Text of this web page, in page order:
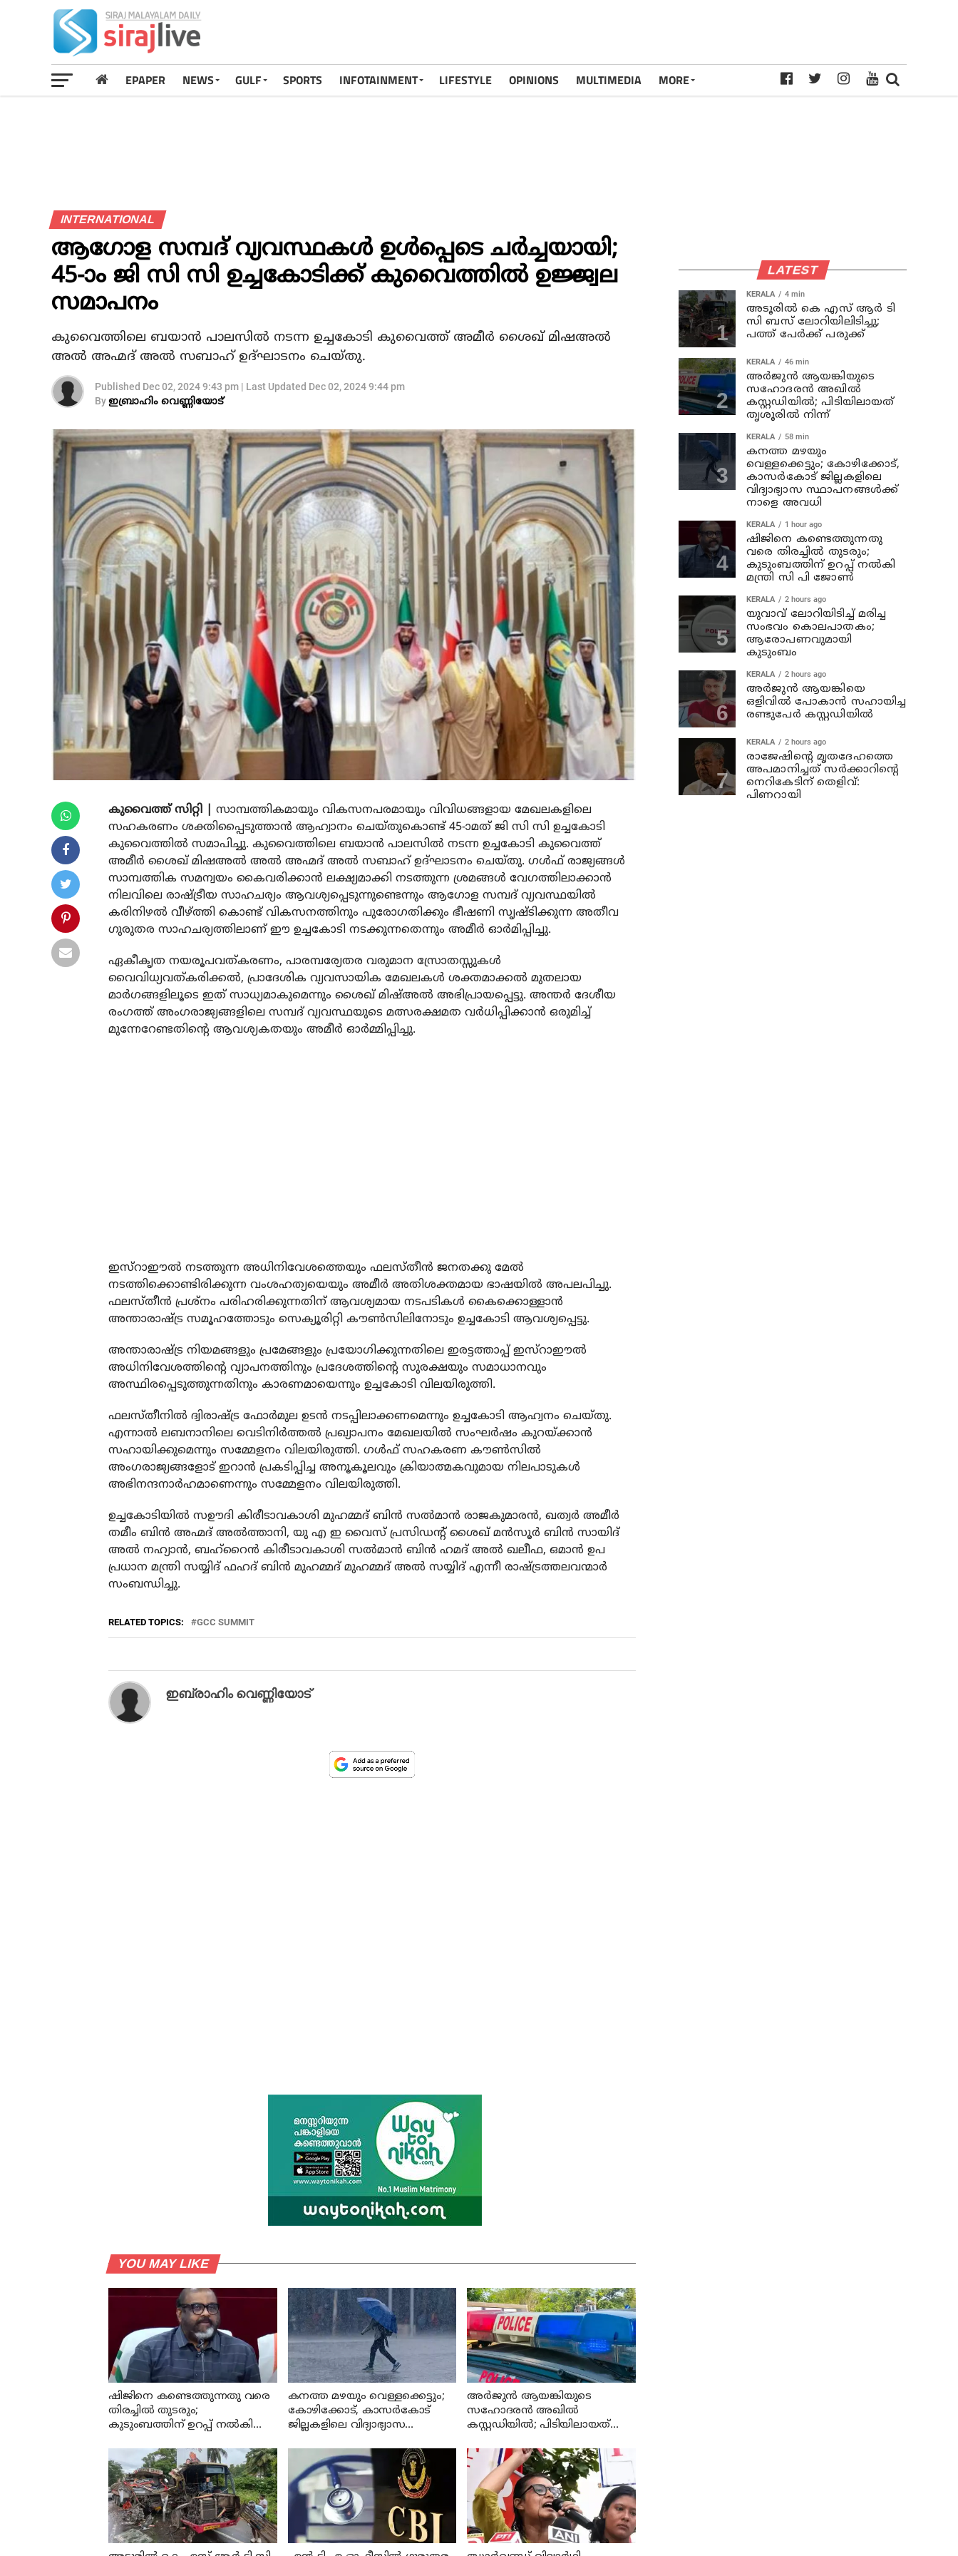
EPAPER NEWS GULF SPORTS INFOTAINMENT LIFESTYLE OPINIONS MULTIMEDIA MORE
INTERNATIONAL
ആഗോള സമ്പദ് വ്യവസ്ഥകള്‍ ഉള്‍പ്പെടെ ചര്‍ച്ചയായി;
45-ാം ജി സി സി ഉച്ചകോടിക്ക് കുവൈത്തില്‍ ഉജ്ജ്വല
സമാപനം
കുവൈത്തിലെ ബയാന്‍ പാലസില്‍ നടന്ന ഉച്ചകോടി കുവൈത്ത് അമീര്‍ ശൈഖ് മിഷഅല്‍
അല്‍ അഹ്മദ് അല്‍ സബാഹ് ഉദ്ഘാടനം ചെയ്തു.
Published Dec 02, 2024 9:43 pm | Last Updated Dec 02, 2024 9:44 pm
Byഇബ്രാഹിം വെണ്ണിയോട്
കുവൈത്ത് സിറ്റി |
സാമ്പത്തികമായും വികസനപരമായും വിവിധങ്ങളായ മേഖലകളിലെ
സഹകരണം ശക്തിപ്പൈടുത്താന്‍ ആഹ്വാനം ചെയ്തുകൊണ്ട് 45-ാമത് ജി സി സി ഉച്ചകോടി
കുവൈത്തില്‍ സമാപിച്ചു. കുവൈത്തിലെ ബയാന്‍ പാലസില്‍ നടന്ന ഉച്ചകോടി കുവൈത്ത്
അമീര്‍ ശൈഖ് മിഷഅല്‍ അല്‍ അഹ്മദ് അല്‍ സബാഹ് ഉദ്ഘാടനം ചെയ്തു. ഗള്‍ഫ് രാജ്യങ്ങള്‍
സാമ്പത്തിക സമന്വയം കൈവരിക്കാന്‍ ലക്ഷ്യമാക്കി നടത്തുന്ന ശ്രമങ്ങള്‍ വേഗത്തിലാക്കാന്‍
നിലവിലെ രാഷ്ട്രീയ സാഹചര്യം ആവശ്യപ്പെടുന്നുണ്ടെന്നും ആഗോള സമ്പദ് വ്യവസ്ഥയില്‍
കരിനിഴല്‍ വീഴ്ത്തി കൊണ്ട് വികസനത്തിനും പുരോഗതിക്കും ഭീഷണി സൃഷ്ടിക്കുന്ന അതീവ
ഗുരുതര സാഹചര്യത്തിലാണ് ഈ ഉച്ചകോടി നടക്കുന്നതെന്നും അമീര്‍ ഓര്‍മിപ്പിച്ചു.
ഏകീകൃത നയരൂപവത്കരണം, പാരമ്പര്യേതര വരുമാന സ്രോതസ്സുകള്‍
വൈവിധ്യവത്കരിക്കല്‍, പ്രാദേശിക വ്യവസായിക മേഖലകള്‍ ശക്തമാക്കല്‍ മുതലായ
മാര്‍ഗങ്ങളിലൂടെ ഇത് സാധ്യമാകുമെന്നും ശൈഖ് മിഷ്അല്‍ അഭിപ്രായപ്പെട്ടു. അന്തര്‍ ദേശീയ
രംഗത്ത് അംഗരാജ്യങ്ങളിലെ സമ്പദ് വ്യവസ്ഥയുടെ മത്സരക്ഷമത വര്‍ധിപ്പിക്കാന്‍ ഒരുമിച്ച്
മുന്നേറേണ്ടതിന്റെ ആവശ്യകതയും അമീര്‍ ഓര്‍മ്മിപ്പിച്ചു.
ഇസ്‌റാഈല്‍ നടത്തുന്ന അധിനിവേശത്തെയും ഫലസ്തീന്‍ ജനതക്കു മേല്‍
നടത്തിക്കൊണ്ടിരിക്കുന്ന വംശഹത്യയെയും അമീര്‍ അതിശക്തമായ ഭാഷയില്‍ അപലപിച്ചു.
ഫലസ്തീന്‍ പ്രശ്‌നം പരിഹരിക്കുന്നതിന് ആവശ്യമായ നടപടികള്‍ കൈക്കൊള്ളാന്‍
അന്താരാഷ്ട്ര സമൂഹത്തോടും സെക്യൂരിറ്റി കൗണ്‍സിലിനോടും ഉച്ചകോടി ആവശ്യപ്പെട്ടു.
അന്താരാഷ്ട്ര നിയമങ്ങളും പ്രമേങ്ങളും പ്രയോഗിക്കുന്നതിലെ ഇരട്ടത്താപ്പ് ഇസ്‌റാഈല്‍
അധിനിവേശത്തിന്റെ വ്യാപനത്തിനും പ്രദേശത്തിന്റെ സുരക്ഷയും സമാധാനവും
അസ്ഥിരപ്പെടുത്തുന്നതിനും കാരണമായെന്നും ഉച്ചകോടി വിലയിരുത്തി.
ഫലസ്തീനില്‍ ദ്വിരാഷ്ട്ര ഫോര്‍മുല ഉടന്‍ നടപ്പിലാക്കണമെന്നും ഉച്ചകോടി ആഹ്വനം ചെയ്തു.
എന്നാല്‍ ലബനാനിലെ വെടിനിര്‍ത്തല്‍ പ്രഖ്യാപനം മേഖലയില്‍ സംഘര്‍ഷം കുറയ്ക്കാന്‍
സഹായിക്കുമെന്നും സമ്മേളനം വിലയിരുത്തി. ഗള്‍ഫ് സഹകരണ കൗണ്‍സില്‍
അംഗരാജ്യങ്ങളോട് ഇറാന്‍ പ്രകടിപ്പിച്ച അനൂകൂലവും ക്രിയാത്മകവുമായ നിലപാടുകള്‍
അഭിനന്ദനാര്‍ഹമാണെന്നും സമ്മേളനം വിലയിരുത്തി.
ഉച്ചകോടിയില്‍ സഊദി കിരീടാവകാശി മുഹമ്മദ് ബിന്‍ സല്‍മാന്‍ രാജകുമാരന്‍, ഖത്വര്‍ അമീര്‍
തമീം ബിന്‍ അഹ്മദ് അല്‍ത്താനി, യു എ ഇ വൈസ് പ്രസിഡന്റ് ശൈഖ് മന്‍സൂര്‍ ബിന്‍ സായിദ്
അല്‍ നഹ്യാന്‍, ബഹ്റൈന്‍ കിരീടാവകാശി സല്‍മാന്‍ ബിന്‍ ഹമദ് അല്‍ ഖലീഫ, ഒമാന്‍ ഉപ
പ്രധാന മന്ത്രി സയ്യിദ് ഫഹദ് ബിന്‍ മുഹമ്മദ് മുഹമ്മദ് അല്‍ സയ്യിദ് എന്നീ രാഷ്ട്രത്തലവന്മാര്‍
സംബന്ധിച്ചു.
RELATED TOPICS: GCC SUMMIT
ഇബ്രാഹിം വെണ്ണിയോട്
YOU MAY LIKE
ഷിജിനെ കണ്ടെത്തുന്നതു വരെ
തിരച്ചില്‍ തുടരും;
കുടുംബത്തിന് ഉറപ്പ് നല്‍കി
കനത്ത മഴയും വെള്ളക്കെട്ടും;
കോഴിക്കോട്, കാസര്‍കോട്
ജില്ലകളിലെ വിദ്യാഭ്യാസ
അര്‍ജുന്‍ ആയങ്കിയുടെ
സഹോദരന്‍ അഖില്‍
കസ്റ്റഡിയില്‍; പിടിയിലായത്
LATEST
KERALA 4 min
അടൂരില്‍ കെ എസ് ആര്‍ ടി
സി ബസ് ലോറിയിലിടിച്ചു;
പത്ത് പേര്‍ക്ക് പരുക്ക്
KERALA 46 min
അര്‍ജുന്‍ ആയങ്കിയുടെ
സഹോദരന്‍ അഖില്‍
കസ്റ്റഡിയില്‍; പിടിയിലായത്
തൃശൂരില്‍ നിന്ന്
KERALA 58 min
കനത്ത മഴയും
വെള്ളക്കെട്ടും; കോഴിക്കോട്,
കാസര്‍കോട് ജില്ലകളിലെ
വിദ്യാഭ്യാസ സ്ഥാപനങ്ങള്‍ക്ക്
നാളെ അവധി
KERALA 1 hour ago
ഷിജിനെ കണ്ടെത്തുന്നതു
വരെ തിരച്ചില്‍ തുടരും;
കുടുംബത്തിന് ഉറപ്പ് നല്‍കി
മന്ത്രി സി പി ജോണ്‍
KERALA 2 hours ago
യുവാവ് ലോറിയിടിച്ച് മരിച്ച
സംഭവം കൊലപാതകം;
ആരോപണവുമായി
കുടുംബം
KERALA 2 hours ago
അര്‍ജുന്‍ ആയങ്കിയെ
ഒളിവില്‍ പോകാന്‍ സഹായിച്ച
രണ്ടുപേര്‍ കസ്റ്റഡിയില്‍
KERALA 2 hours ago
രാജേഷിന്റെ മൃതദേഹത്തെ
അപമാനിച്ചത് സര്‍ക്കാറിന്റെ
നെറികേടിന് തെളിവ്:
പിണറായി